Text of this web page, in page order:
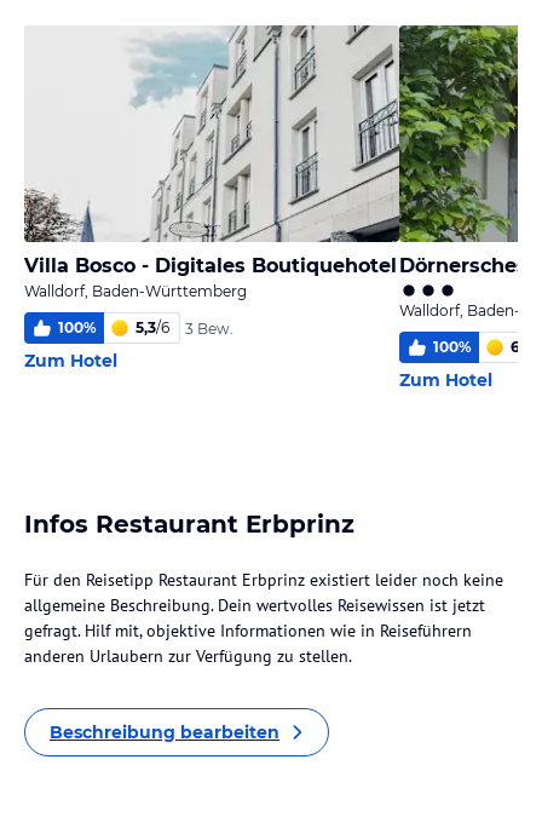
Villa Bosco - Digitales Boutiquehotel
Walldorf, Baden-Württemberg
100% 5,3/6 3 Bew.
Zum Hotel
Dörnersches
Walldorf, Baden-
100% 6,0
Zum Hotel
Infos Restaurant Erbprinz
Für den Reisetipp Restaurant Erbprinz existiert leider noch keine
allgemeine Beschreibung. Dein wertvolles Reisewissen ist jetzt
gefragt. Hilf mit, objektive Informationen wie in Reiseführern
anderen Urlaubern zur Verfügung zu stellen.
Beschreibung bearbeiten